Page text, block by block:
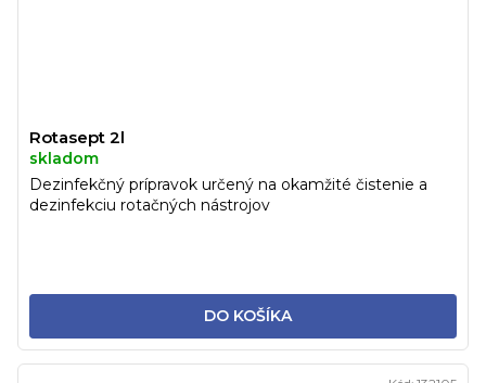
Rotasept 2l
skladom
DO KOŠÍKA
Dezinfekčný prípravok určený na okamžité čistenie a
dezinfekciu rotačných nástrojov